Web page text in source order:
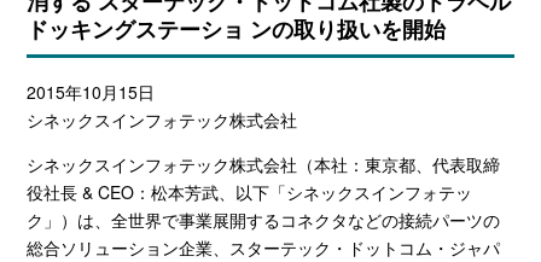
ドッキングステーショ ンの取り扱いを開始
2015年10月15日
シネックスインフォテック株式会社
シネックスインフォテック株式会社（本社：東京都、代表取締
役社長 & CEO：松本芳武、以下「シネックスインフォテッ
ク」）は、全世界で事業展開するコネクタなどの接続パーツの
総合ソリューション企業、スターテック・ドットコム・ジャパ